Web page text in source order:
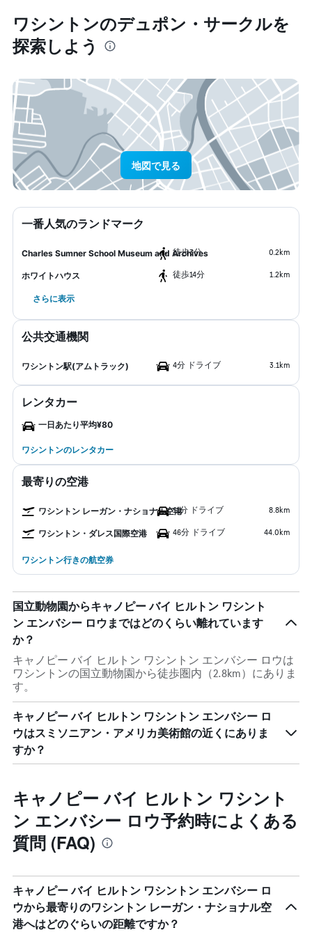
ワシントン​のデュポン・サークル​を
探索しよう
地図で見る
一番人気のランドマーク
Charles Sumner School Museum and Archives
​徒歩3分 0.2km
ホワイトハウス ​徒歩14分 1.2km
さらに表示
公共交通機関
ワシントン駅(アムトラック) 4分 ドライブ 3.1km
レンタカー
一日あたり平均¥80
ワシントンのレンタカー
最寄りの空港
ワシントン レーガン・ナショナル空港11分 ドライブ 8.8km
ワシントン・ダレス国際空港 46分 ドライブ 44.0km
ワシントン行きの航空券
国立動物園からキャノピー バイ ヒルトン ワシント
ン エンバシー ロウまではどのくらい離れています
か？
キャノピー バイ ヒルトン ワシントン エンバシー ロウは
ワシントンの国立動物園から徒歩圏内（2.8km）にありま
す。
キャノピー バイ ヒルトン ワシントン エンバシー ロ
ウはスミソニアン・アメリカ美術館の近くにありま
すか？
キャノピー バイ ヒルトン ワシント
ン エンバシー ロウ予約時によくある
質問 (FAQ)
キャノピー バイ ヒルトン ワシントン エンバシー ロ
ウから最寄りのワシントン レーガン・ナショナル空
港へはどのぐらいの距離ですか？